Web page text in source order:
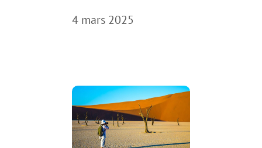
4 mars 2025